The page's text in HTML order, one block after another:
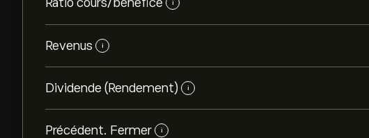
Ratio cours/bénéfice i
Revenus i
Dividende (Rendement) i
Précédent. Fermer i